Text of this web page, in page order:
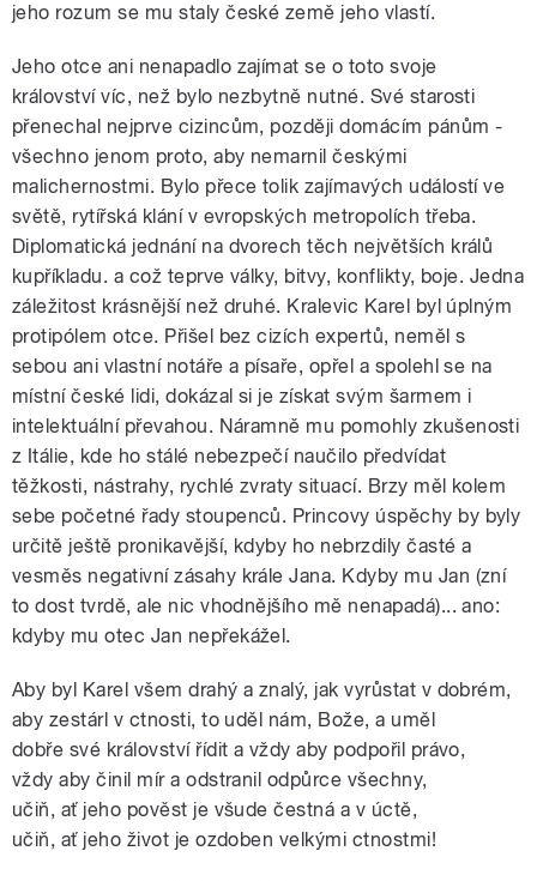
jeho rozum se mu staly české země jeho vlastí.
Jeho otce ani nenapadlo zajímat se o toto svoje
království víc, než bylo nezbytně nutné. Své starosti
přenechal nejprve cizincům, později domácím pánům -
všechno jenom proto, aby nemarnil českými
malichernostmi. Bylo přece tolik zajímavých událostí ve
světě, rytířská klání v evropských metropolích třeba.
Diplomatická jednání na dvorech těch největších králů
kupříkladu. a což teprve války, bitvy, konflikty, boje. Jedna
záležitost krásnější než druhé. Kralevic Karel byl úplným
protipólem otce. Přišel bez cizích expertů, neměl s
sebou ani vlastní notáře a písaře, opřel a spolehl se na
místní české lidi, dokázal si je získat svým šarmem i
intelektuální převahou. Náramně mu pomohly zkušenosti
z Itálie, kde ho stálé nebezpečí naučilo předvídat
těžkosti, nástrahy, rychlé zvraty situací. Brzy měl kolem
sebe početné řady stoupenců. Princovy úspěchy by byly
určitě ještě pronikavější, kdyby ho nebrzdily časté a
vesměs negativní zásahy krále Jana. Kdyby mu Jan (zní
to dost tvrdě, ale nic vhodnějšího mě nenapadá)... ano:
kdyby mu otec Jan nepřekážel.
Aby byl Karel všem drahý a znalý, jak vyrůstat v dobrém,
aby zestárl v ctnosti, to uděl nám, Bože, a uměl
dobře své království řídit a vždy aby podpořil právo,
vždy aby činil mír a odstranil odpůrce všechny,
učiň, ať jeho pověst je všude čestná a v úctě,
učiň, ať jeho život je ozdoben velkými ctnostmi!